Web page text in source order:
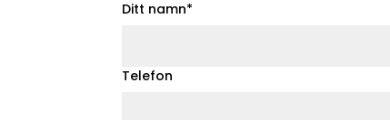
Ditt namn*
Telefon